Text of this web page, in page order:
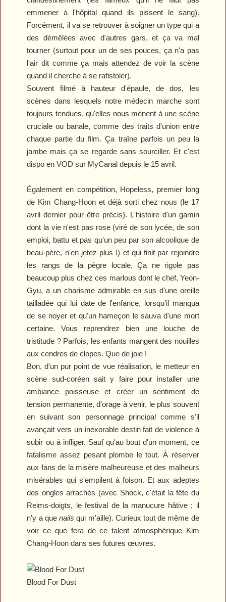
emmener à l'hôpital quand ils pissent le sang).
Forcément, il va se retrouver à soigner un type qui a
des démêlées avec d'autres gars, et ça va mal
tourner (surtout pour un de ses pouces, ça n'a pas
l'air dit comme ça mais attendez de voir la scène
quand il cherche à se rafistoler).
Souvent filmé à hauteur d'épaule, de dos, les
scènes dans lesquels notre médecin marche sont
toujours tendues, qu'elles nous mènent à une scène
cruciale ou banale, comme des traits d'union entre
chaque partie du film. Ça traîne parfois un peu la
jambe mais ça se regarde sans sourciller. Et c'est
dispo en VOD sur MyCanal depuis le 15 avril.
Également en compétition, Hopeless, premier long
de Kim Chang-Hoon et déjà sorti chez nous (le 17
avril dernier pour être précis). L'histoire d'un gamin
dont la vie n'est pas rose (viré de son lycée, de son
emploi, battu et pas qu'un peu par son alcoolique de
beau-père, n'en jetez plus !) et qui finit par rejoindre
les rangs de la pègre locale. Ça ne rigole pas
beaucoup plus chez ces marlous dont le chef, Yeon-
Gyu, a un charisme admirable en sus d'une oreille
tailladée qui lui date de l'enfance, lorsqu'il manqua
de se noyer et qu'un hameçon le sauva d'une mort
certaine. Vous reprendrez bien une louche de
tristitude ? Parfois, les enfants mangent des nouilles
aux cendres de clopes. Que de joie !
Bon, d'un pur point de vue réalisation, le metteur en
scène sud-coréen sait y faire pour installer une
ambiance poisseuse et créer un sentiment de
tension permanente, d'orage à venir, le plus souvent
en suivant son personnage principal comme s'il
avançait vers un inexorable destin fait de violence à
subir ou à infliger. Sauf qu'au bout d'un moment, ce
fatalisme assez pesant plombe le tout. À réserver
aux fans de la misère malheureuse et des malheurs
misérables qui s'empilent à foison. Et aux adeptes
des ongles arrachés (avec Shock, c'était la fête du
Reims-doigts, le festival de la manucure hâtive ; il
n'y a quenails qui m'aille). Curieux tout de même de
voir ce que fera de ce talent atmosphérique Kim
Chang-Hoon dans ses futures œuvres.
Blood For Dust